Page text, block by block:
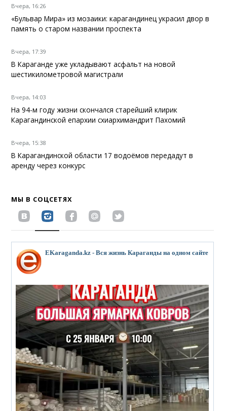
Вчера, 16:26
«Бульвар Мира» из мозаики: карагандинец украсил двор в
память о старом названии проспекта
Вчера, 17:39
В Караганде уже укладывают асфальт на новой
шестикилометровой магистрали
Вчера, 14:03
На 94-м году жизни скончался старейший клирик
Карагандинской епархии схиархимандрит Пахомий
Вчера, 15:38
В Карагандинской области 17 водоёмов передадут в
аренду через конкурс
МЫ В СОЦСЕТЯХ
EKaraganda.kz - Вся жизнь Караганды на одном сайте